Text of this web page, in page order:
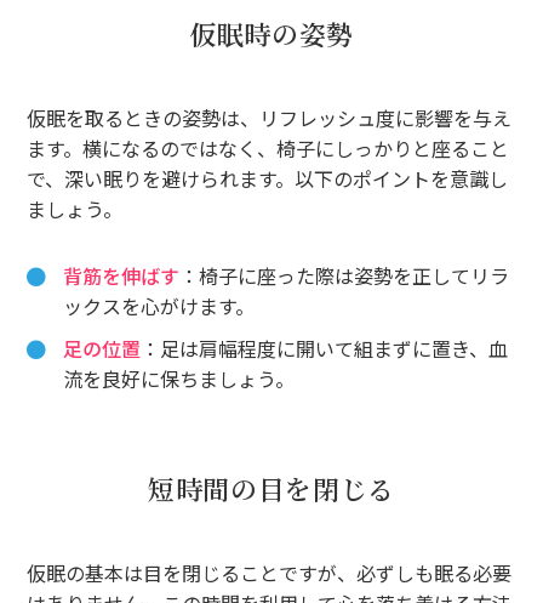
仮眠時の姿勢
仮眠を取るときの姿勢は、リフレッシュ度に影響を与え
ます。横になるのではなく、椅子にしっかりと座ること
で、深い眠りを避けられます。以下のポイントを意識し
ましょう。
背筋を伸ばす ：椅子に座った際は姿勢を正してリラ
ックスを心がけます。
足の位置 ：足は肩幅程度に開いて組まずに置き、血
流を良好に保ちましょう。
短時間の目を閉じる
仮眠の基本は目を閉じることですが、必ずしも眠る必要